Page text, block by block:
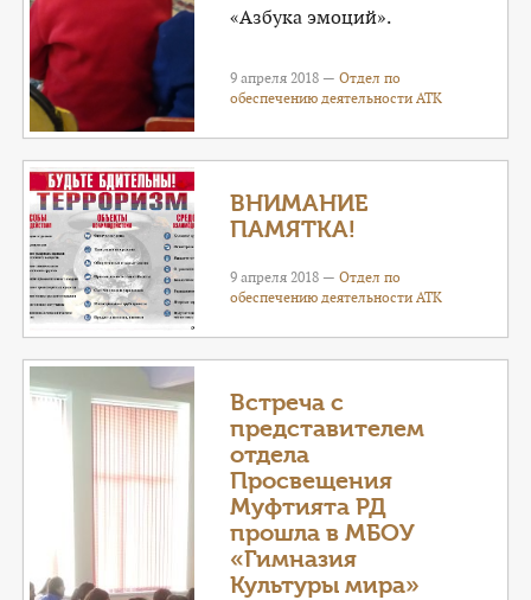
«Азбука эмоций».
9 апреля 2018 —Отдел по
обеспечению деятельности АТК
ВНИМАНИЕ
ПАМЯТКА!
9 апреля 2018 —Отдел по
обеспечению деятельности АТК
Встреча с
представителем
отдела
Просвещения
Муфтията РД
прошла в МБОУ
«Гимназия
Культуры мира»